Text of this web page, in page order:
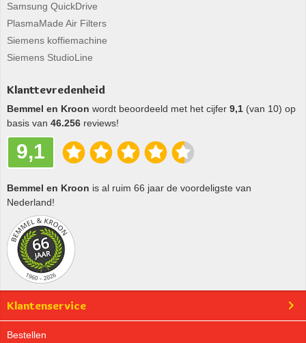
Samsung QuickDrive
PlasmaMade Air Filters
Siemens koffiemachine
Siemens StudioLine
Klanttevredenheid
Bemmel en Kroon wordt beoordeeld met het cijfer 9,1 (van 10) op
basis van 46.256 reviews!
9,1
Bemmel en Kroon is al ruim 66 jaar de voordeligste van
Nederland!
Klantenservice
Bestellen